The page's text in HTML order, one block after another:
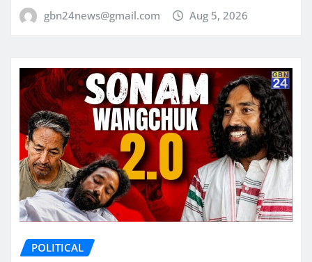
gbn24news@gmail.com Aug 5, 2026
POLITICAL